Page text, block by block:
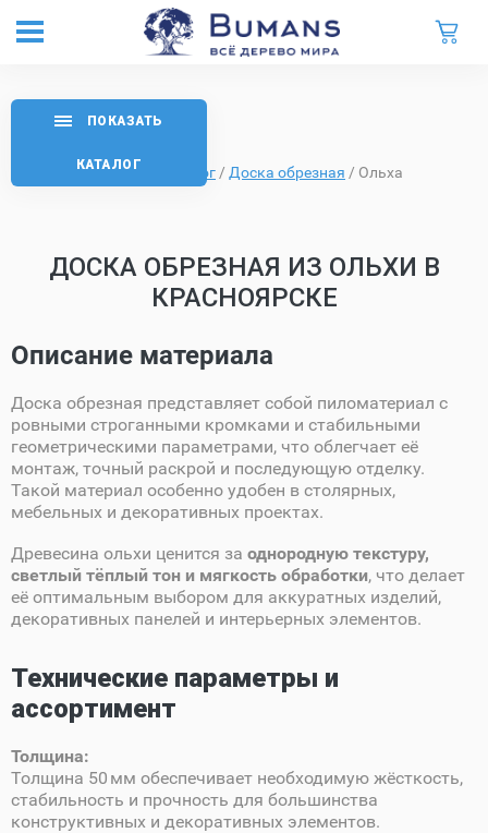
Главная Каталог / Доска обрезная / Ольха
ДОСКА ОБРЕЗНАЯ ИЗ ОЛЬХИ В
КРАСНОЯРСКЕ
ПОКАЗАТЬ
КАТАЛОГ
Описание материала
Доска обрезная представляет собой пиломатериал с
ровными строганными кромками и стабильными
геометрическими параметрами, что облегчает её
монтаж, точный раскрой и последующую отделку.
Такой материал особенно удобен в столярных,
мебельных и декоративных проектах.
Древесина ольхи ценится за однородную текстуру,
светлый тёплый тон и мягкость обработки, что делает
её оптимальным выбором для аккуратных изделий,
декоративных панелей и интерьерных элементов.
Технические параметры и
ассортимент
Толщина:
Толщина 50 мм обеспечивает необходимую жёсткость,
стабильность и прочность для большинства
конструктивных и декоративных элементов.